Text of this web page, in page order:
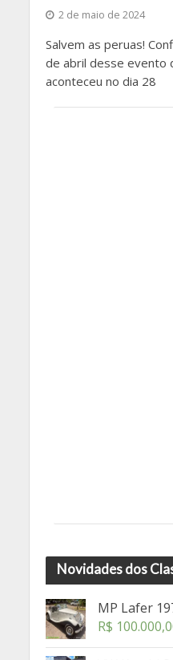
2 de maio de 2024
Salvem as peruas!
de abril desse evento
aconteceu no dia 28
Novidades dos
MP Lafer
R$